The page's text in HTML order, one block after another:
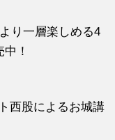
り一層楽しめる4
中！
西股によるお城講